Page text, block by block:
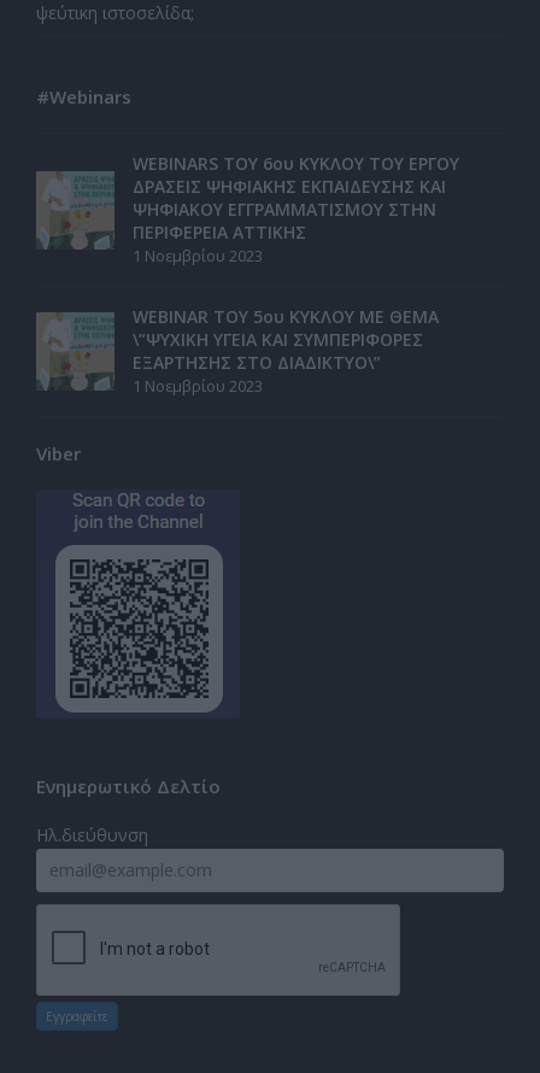
ψεύτικη ιστοσελίδα;
#Webinars
WEBINARS ΤΟΥ 6ου ΚΥΚΛΟΥ ΤΟΥ ΕΡΓΟΥ
ΔΡΑΣΕΙΣ ΨΗΦΙΑΚΗΣ ΕΚΠΑΙΔΕΥΣΗΣ ΚΑΙ
ΨΗΦΙΑΚΟΥ ΕΓΓΡΑΜΜΑΤΙΣΜΟΥ ΣΤΗΝ
ΠΕΡΙΦΕΡΕΙΑ ΑΤΤΙΚΗΣ
1 Νοεμβρίου 2023
WEBINAR ΤΟΥ 5ου ΚΥΚΛΟΥ ΜΕ ΘΕΜΑ
\”ΨΥΧΙΚΗ ΥΓΕΙΑ ΚΑΙ ΣΥΜΠΕΡΙΦΟΡΕΣ
ΕΞΑΡΤΗΣΗΣ ΣΤΟ ΔΙΑΔΙΚΤΥΟ\”
1 Νοεμβρίου 2023
Viber
Ενημερωτικό Δελτίο
Ηλ.διεύθυνση
Εγγραφείτε